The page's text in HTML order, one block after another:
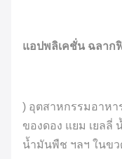
แอปพลิเคชั่น ฉลาก
) อุตสาหกรรมอาหา
ของดอง แยม เยลลี่
น้ำมันพืช ฯลฯ ในขว